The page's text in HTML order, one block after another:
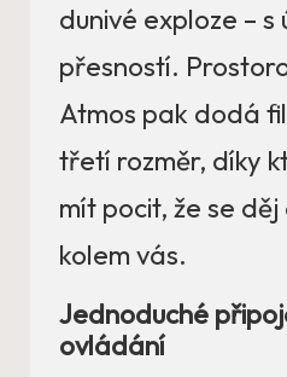
dunivé exploze – s
přesností.
Atmos pak dodá
třetí rozměr, díky
mít pocit, že se
kolem vás.
Jednoduché
ovládání